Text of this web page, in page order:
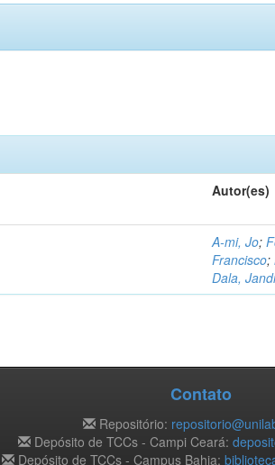
Autor(es)
A-mi, Jo;
Francisco;
Dala,
Contato
Repositório:
Depósito de TCCs - Campi Ceará:
Depósito de TCCs - Campus Bahia: